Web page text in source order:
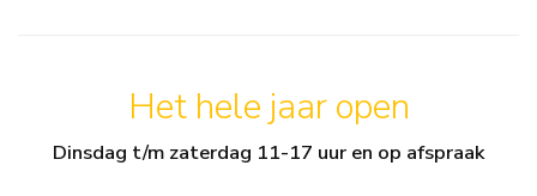
Het hele jaar open
Dinsdag t/m zaterdag 11-17 uur en op afspraak